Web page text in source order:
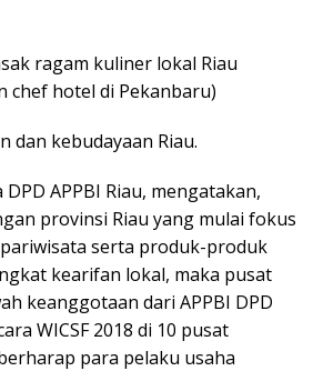
ragam kuliner lokal Riau
chef hotel di Pekanbaru)
dan kebudayaan Riau.
APPBI Riau, mengatakan,
provinsi Riau yang mulai fokus
serta produk-produk
kearifan lokal, maka pusat
keanggotaan dari APPBI DPD
WICSF 2018 di 10 pusat
para pelaku usaha